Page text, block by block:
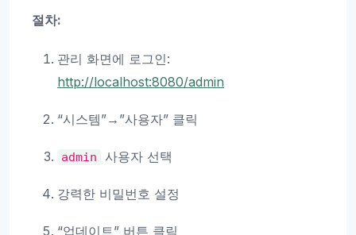
절차:
관리 화면에 로그인:
http://localhost:8080/admin
“시스템”→”사용자” 클릭
admin 사용자 선택
강력한 비밀번호 설정
“업데이트” 버튼 클릭